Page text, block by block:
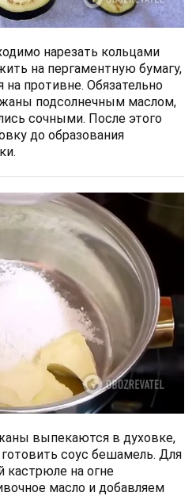
нарезать кольцами
на пергаментную бумагу,
на противне. Обязательно
подсолнечным маслом,
сочными. После этого
до образования
выпекаются в духовке,
соус бешамель. Для
кастрюле на огне
масло и добавляем